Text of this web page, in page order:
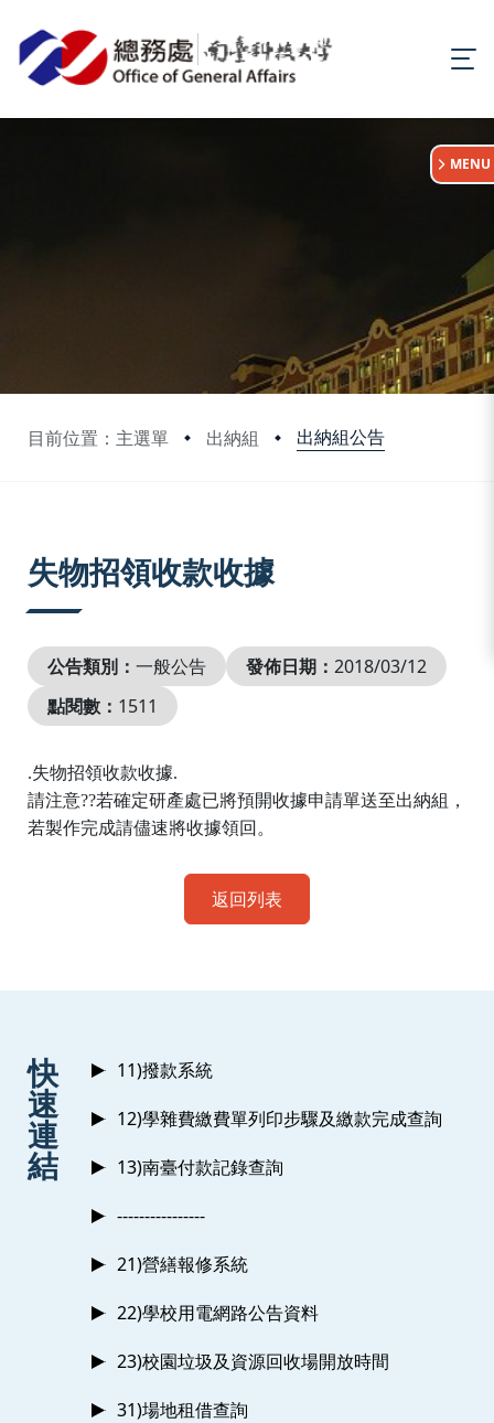
目前位置：主選單 出納組 出納組公告
:::
MENU
失物招領收款收據
公告類別： 一般公告 發佈日期： 2018/03/12
點閱數： 1511
.失物招領收款收據.
請注意??若確定研產處已將預開收據申請單送至出納組，
若製作完成請儘速將收據領回。
返回列表
快
速
連
結
11)撥款系統
12)學雜費繳費單列印步驟及繳款完成查詢
13)南臺付款記錄查詢
----------------
21)營繕報修系統
22)學校用電網路公告資料
23)校園垃圾及資源回收場開放時間
31)場地租借查詢